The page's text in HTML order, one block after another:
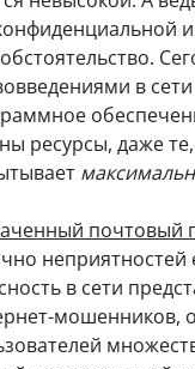
в
ресурсы, даже
почтовый
неприятностей
в сети
мошенников,